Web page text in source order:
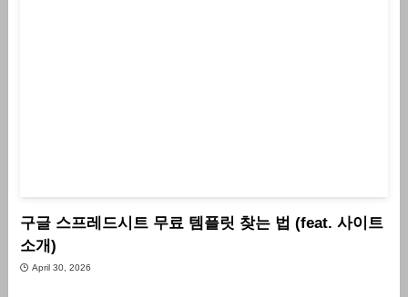
구글 스프레드시트 무료 템플릿 찾는 법 (feat. 사이트
소개)
April 30, 2026